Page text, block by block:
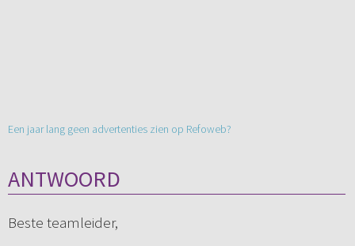
Een jaar lang geen advertenties zien op Refoweb?
ANTWOORD
Beste teamleider,